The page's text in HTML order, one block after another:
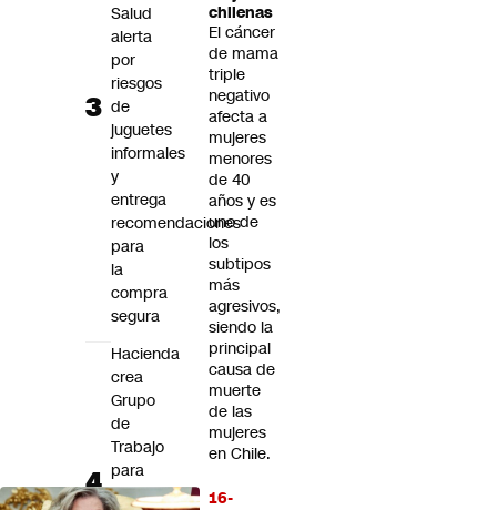
chilenas
El cáncer
de mama
triple
negativo
afecta a
mujeres
menores
de 40
años y es
uno de
los
subtipos
más
agresivos,
siendo la
principal
causa de
muerte
de las
mujeres
en Chile.
16-
Salud
alerta
por
riesgos
de
juguetes
informales
y
entrega
recomendaciones
para
la
compra
segura
Hacienda
crea
Grupo
de
Trabajo
para
impulsar